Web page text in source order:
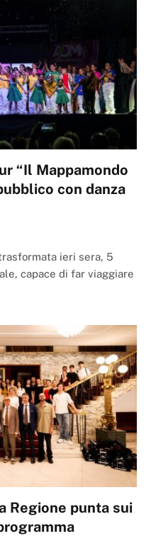
“Il Mappamondo
con danza
ieri sera, 5
capace di far viaggiare
Regione punta sui